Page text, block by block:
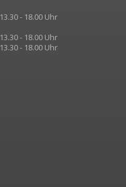
- 18.00 Uhr
- 18.00 Uhr
- 18.00 Uhr